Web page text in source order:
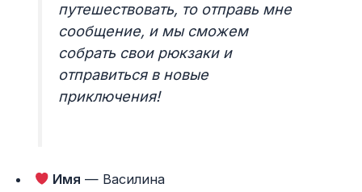
путешествовать, то отправь мне
сообщение, и мы сможем
собрать свои рюкзаки и
отправиться в новые
приключения!
Имя — Василина